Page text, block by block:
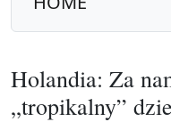
Holandia: Za
„tropikalny”